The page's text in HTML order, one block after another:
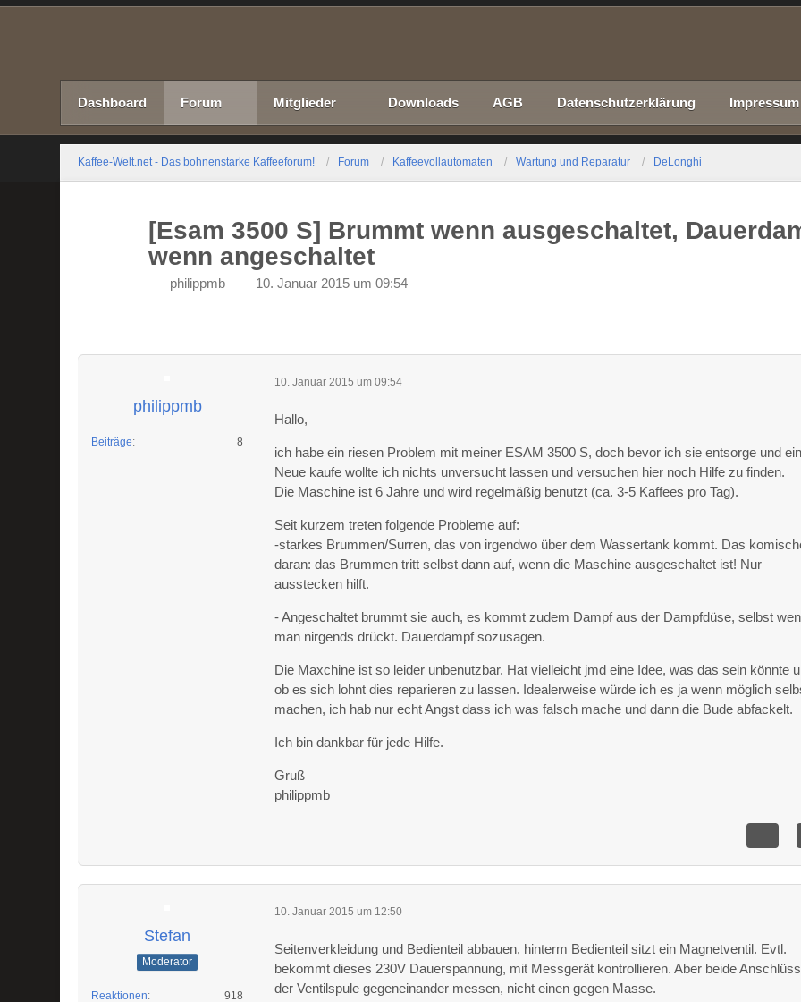
Dashboard Forum Mitglieder Downloads AGB Datenschutzerklärung Impressum
Kaffee-Welt.net - Das bohnenstarke Kaffeeforum! Forum Kaffeevollautomaten Wartung und Reparatur DeLonghi
[Esam 3500 S] Brummt wenn ausgeschaltet,
wenn angeschaltet
philippmb 10. Januar 2015 um 09:54
philippmb
Beiträge 8
10. Januar 2015 um 09:54
Hallo,
ich habe ein riesen Problem mit meiner ESAM 3500 S, doch bevor ich sie entsorge und
Neue kaufe wollte ich nichts unversucht lassen und versuchen hier noch Hilfe zu finden.
Die Maschine ist 6 Jahre und wird regelmäßig benutzt (ca. 3-5 Kaffees pro Tag).
Seit kurzem treten folgende Probleme auf:
-starkes Brummen/Surren, das von irgendwo über dem Wassertank kommt. Das
daran: das Brummen tritt selbst dann auf, wenn die Maschine ausgeschaltet ist! Nur
ausstecken hilft.
- Angeschaltet brummt sie auch, es kommt zudem Dampf aus der Dampfdüse, selbst
man nirgends drückt. Dauerdampf sozusagen.
Die Maxchine ist so leider unbenutzbar. Hat vielleicht jmd eine Idee, was das sein könnte
ob es sich lohnt dies reparieren zu lassen. Idealerweise würde ich es ja wenn möglich
machen, ich hab nur echt Angst dass ich was falsch mache und dann die Bude abfackelt.
Ich bin dankbar für jede Hilfe.
Gruß
philippmb
Stefan
Moderator
Reaktionen
918
10. Januar 2015 um 12:50
Seitenverkleidung und Bedienteil abbauen, hinterm Bedienteil sitzt ein Magnetventil. Evtl.
bekommt dieses 230V Dauerspannung, mit Messgerät kontrollieren. Aber beide
der Ventilspule gegeneinander messen, nicht einen gegen Masse.